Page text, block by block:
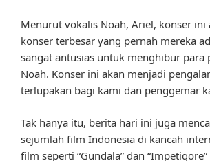
Menurut vokalis Noah, Ariel, konser ini
konser terbesar yang pernah mereka
sangat antusias untuk menghibur para
Noah. Konser ini akan menjadi
terlupakan bagi kami dan penggemar
Tak hanya itu, berita hari ini juga
sejumlah film Indonesia di kancah
film seperti “Gundala” dan